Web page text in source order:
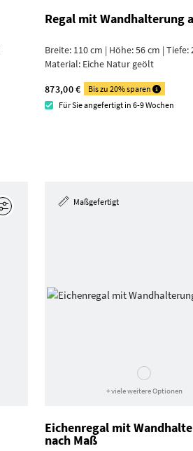
Regal mit Wandhalterung
Breite: 110 cm | Höhe: 56 cm | Tiefe:
Material: Eiche Natur geölt
873,00 €
Bis zu 20% sparen
Für Sie angefertigt in 6-9 Wochen
Maßgefertigt
+ viele weitere Optionen
Eichenregal mit
nach Maß